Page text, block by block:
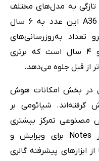
به مدل‌های مختلف
سری A اضافه شده و در گلکسی A36 این عدد به ۶ سال
در پوکو ایکس ۷ پرو تعداد به‌روزرسانی‌های
اندرویدی و امنیتی به‌ترتیب ۳ و ۴ سال است که برتری
از قبل جلوه می‌دهد.
در بخش امکانات هوش
شیائومی بر
مصنوعی تمرکز بیشتری
کرده‌است؛ برای مثال می‌توانید از Notes برای ویرایش و
ابزارهای پیشرفته گالری